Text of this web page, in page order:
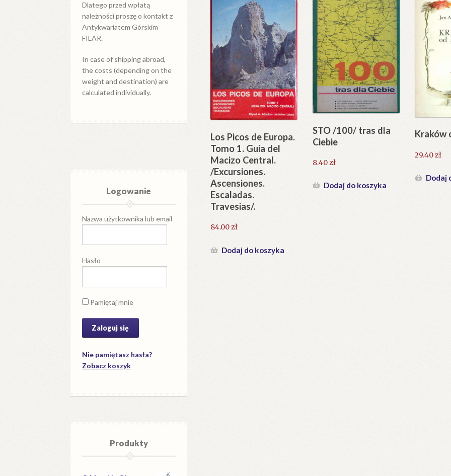
Los Picos de Europa.
Tomo 1. Guia del
Macizo Central.
/Excursiones.
Ascensiones.
Escaladas.
Travesias/.
84.00zł
Dodaj do koszyka
STO /100/ tras dla
Ciebie
8.40zł
Dodaj do koszyka
Kraków
29.40 zł
Dodaj
Dlatego przed wpłatą
należności proszę o kontakt z
Antykwariatem Górskim
FILAR.
In case of shipping abroad,
the costs (depending on the
weight and destination) are
calculated individually.
Logowanie
Nazwa użytkownika lub email
Hasło
Pamiętaj mnie
Nie pamiętasz hasła?
Zobacz koszyk
Produkty